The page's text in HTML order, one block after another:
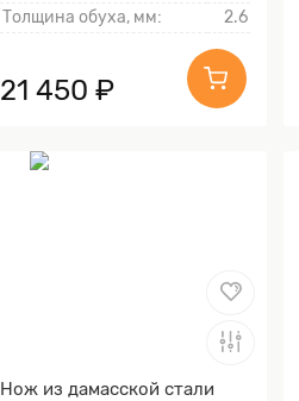
Толщина обуха, мм:
2.6
21 450 ₽
Нож из дамасской стали